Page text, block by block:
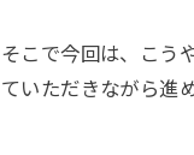
そこで今回は、こう
ていただきながら進